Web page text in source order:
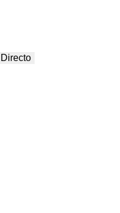
Directo